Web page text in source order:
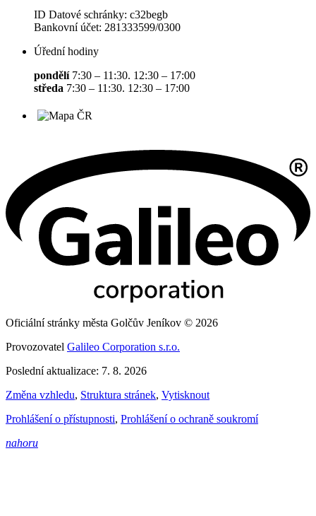
ID Datové schránky: c32begb
Bankovní účet: 281333599/0300
Úřední hodiny
pondělí7:30 – 11:30. 12:30 – 17:00
středa 7:30 – 11:30. 12:30 – 17:00
Oficiální stránky města Golčův Jeníkov © 2026
Provozovatel Galileo Corporation s.r.o.
Poslední aktualizace: 7. 8. 2026
Změna vzhledu, Struktura stránek, Vytisknout
Prohlášení o přístupnosti, Prohlášení o ochraně soukromí
nahoru